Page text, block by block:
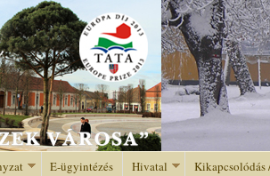
Jump to navigation
E-ügyintézés Hivatal Kikapcsolódás